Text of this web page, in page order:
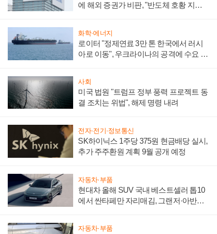
에 해외 증권가 비판, "반도체 호황 지속
화학·에너지
로이터 "정제연료 3만 톤 한국에서 러시
아로 이동", 우크라이나의 공격에 수요 늘
사회
미국 법원 "트럼프 정부 풍력 프로젝트 동
결 조치는 위법", 해제 명령 내려
전자·전기·정보통신
SK하이닉스 1주당 375원 현금배당 실시,
추가 주주환원 계획 9월 공개 예정
자동차·부품
현대차 올해 SUV 국내 베스트셀러 톱10
에서 싼타페만 자리매김, 그랜저·아반떼
자동차·부품